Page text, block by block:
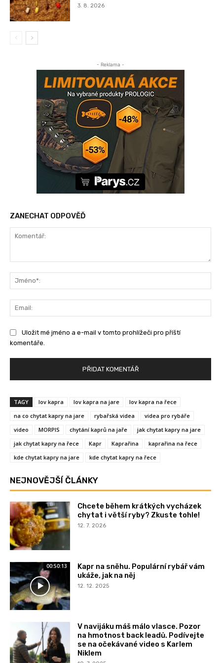
3. 8. 2026
- Reklama -
ZANECHAT ODPOVĚĎ
Uložit mé jméno a e-mail v tomto prohlížeči pro příští
komentáře.
TAGY lov kapra lov kapra na jare
lov kapra na řece
na co chytat kapry na jare
rybařská videa
videa pro rybáře
video
MORPIS chytání kaprů na jaře
jak chytat kapry na jare
jak chytat kapry na řece
Kapr Kaprařina
kaprařina na řece
kde chytat kapry na jare
kde chytat kapry na řece
NEJNOVĚJŠÍ ČLÁNKY
Chcete během krátkých vycházek
chytat i větší ryby? Zkuste tohle!
12. 7. 2026
00:50:13
Kapr na sněhu. Populární rybář vám
ukáže, jak na něj
12. 12. 2025
V navijáku máš málo vlasce. Pozor
na hmotnost back leadů. Podívejte
se na očekávané video s Karlem
Niklem